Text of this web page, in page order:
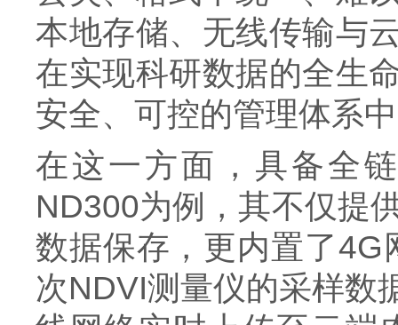
本地存储、无线传输与
在实现科研数据的全生
安全、可控的管理体系
在这一方面，具备全
ND300为例，其不仅提
数据保存，更内置了4G
次NDVI测量仪的采样数